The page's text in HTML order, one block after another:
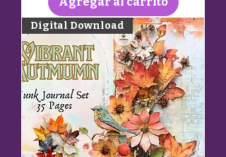
Digital Download